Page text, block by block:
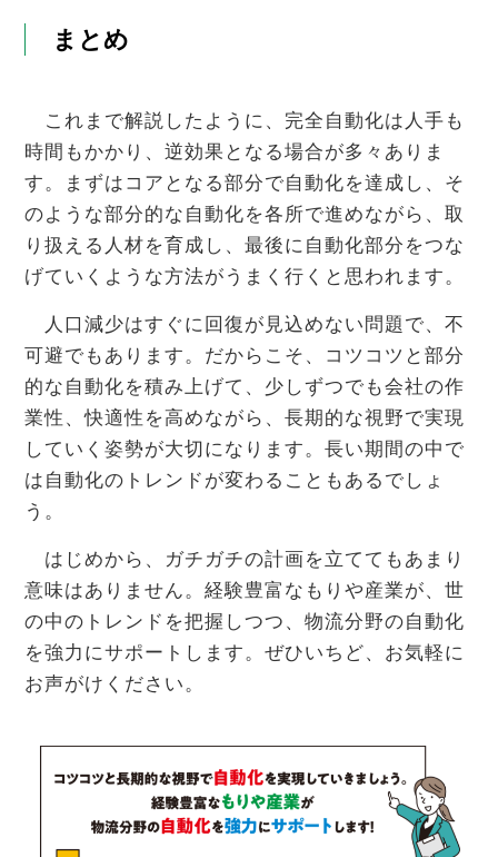
まとめ
これまで解説したように、完全自動化は人手も
時間もかかり、逆効果となる場合が多々ありま
す。まずはコアとなる部分で自動化を達成し、そ
のような部分的な自動化を各所で進めながら、取
り扱える人材を育成し、最後に自動化部分をつな
げていくような方法がうまく行くと思われます。
人口減少はすぐに回復が見込めない問題で、不
可避でもあります。だからこそ、コツコツと部分
的な自動化を積み上げて、少しずつでも会社の作
業性、快適性を高めながら、長期的な視野で実現
していく姿勢が大切になります。長い期間の中で
は自動化のトレンドが変わることもあるでしょ
う。
はじめから、ガチガチの計画を立ててもあまり
意味はありません。経験豊富なもりや産業が、世
の中のトレンドを把握しつつ、物流分野の自動化
を強力にサポートします。ぜひいちど、お気軽に
お声がけください。